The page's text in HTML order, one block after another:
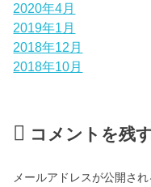
2020年4月
2019年1月
2018年12月
2018年10月
コメントを残
メールアドレスが公開さ